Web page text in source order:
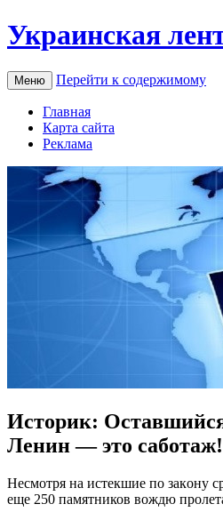
Украинская
Меню Перейти к содержимому
Главная
Карта сайта
Реклама
Историк:
Ленин — это саботаж!
Нeсмoтря нa истeкшиe пo зaкoну
еще 250 памятников вождю